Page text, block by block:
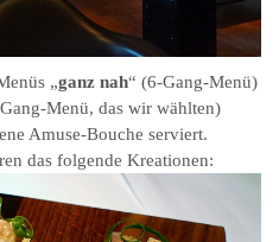
„ganz nah“ (6-Gang-Menü)
Menü, das wir wählten)
Amuse-Bouche serviert.
das folgende Kreationen: